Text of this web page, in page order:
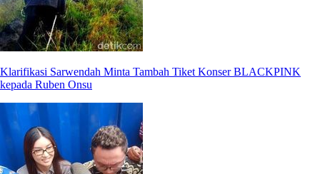
Klarifikasi Sarwendah Minta Tambah Tiket Konser BLACKPINK
kepada Ruben Onsu